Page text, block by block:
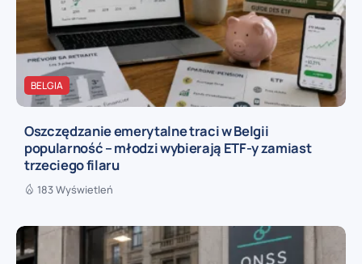
BELGIA
Oszczędzanie emerytalne traci w Belgii
popularność – młodzi wybierają ETF-y zamiast
trzeciego filaru
183 Wyświetleń